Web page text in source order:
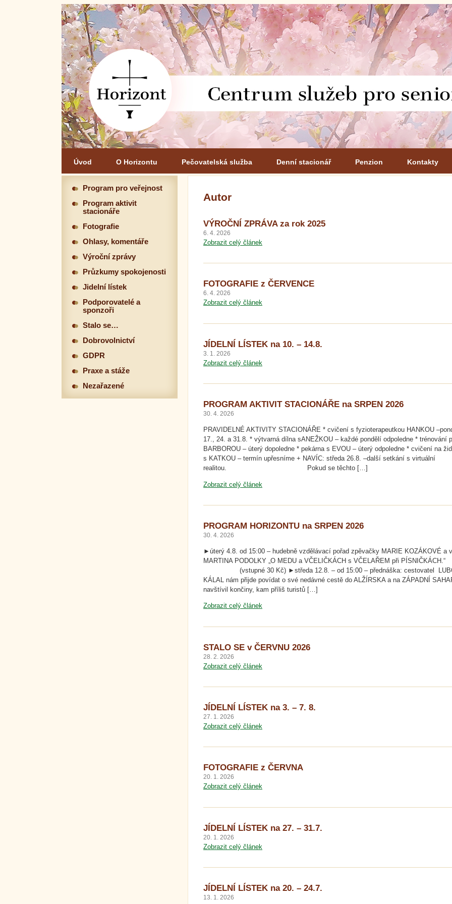
Úvod O Horizontu Pečovatelská služba Denní stacionář Penzion Kontakty
Autor
VÝROČNÍ ZPRÁVA za rok 2025
6. 4. 2026
Zobrazit celý článek
FOTOGRAFIE z ČERVENCE
6. 4. 2026
Zobrazit celý článek
JÍDELNÍ LÍSTEK na 10. – 14.8.
3. 1. 2026
Zobrazit celý článek
PROGRAM AKTIVIT STACIONÁŘE na SRPEN 2026
30. 4. 2026
PRAVIDELNÉ AKTIVITY STACIONÁŘE * cvičení s fyzioterapeutkou HANKOU
17., 24. a 31.8. * výtvarná dílna sANEŽKOU – každé pondělí odpoledne * trénování
BARBOROU – úterý dopoledne * pekárna s EVOU – úterý odpoledne * cvičení na
s KATKOU – termín upřesníme + NAVÍC: středa 26.8. –další setkání s virtuální
realitou. Pokud se těchto […]
Zobrazit celý článek
PROGRAM HORIZONTU na SRPEN 2026
30. 4. 2026
►úterý 4.8. od 15:00 – hudebně vzdělávací pořad zpěvačky MARIE KOZÁKOVÉ a
MARTINA PODOLKY „O MEDU a VČELIČKÁCH s VČELAŘEM při PÍSNIČKÁCH.“
(vstupné 30 Kč) ►středa 12.8. – od 15:00 – přednáška: cestovatel
KÁLAL nám přijde povídat o své nedávné cestě do ALŽÍRSKA a na ZÁPADNÍ
navštívil končiny, kam příliš turistů […]
Zobrazit celý článek
STALO SE v ČERVNU 2026
28. 2. 2026
Zobrazit celý článek
JÍDELNÍ LÍSTEK na 3. – 7. 8.
27. 1. 2026
Zobrazit celý článek
FOTOGRAFIE z ČERVNA
20. 1. 2026
Zobrazit celý článek
JÍDELNÍ LÍSTEK na 27. – 31.7.
20. 1. 2026
Zobrazit celý článek
JÍDELNÍ LÍSTEK na 20. – 24.7.
13. 1. 2026
Program pro veřejnost
Program aktivit
stacionáře
Fotografie
Ohlasy, komentáře
Výroční zprávy
Průzkumy spokojenosti
Jidelní lístek
Podporovatelé a
sponzoři
Stalo se…
Dobrovolnictví
GDPR
Praxe a stáže
Nezařazené